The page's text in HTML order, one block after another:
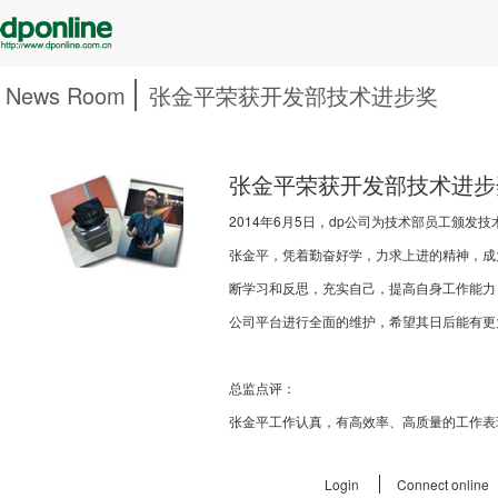
News Room 张金平荣获开发部技术进步奖
张金平荣获开发部技术进
2014年6月5日，dp公司为技术部员工颁发技
张金平，凭着勤奋好学，力求上进的精神，
断学习和反思，充实自己，提高自身工作能
公司平台进行全面的维护，希望其日后能有
总监点评：
张金平工作认真，有高效率、高质量的工作
Login
Connect online